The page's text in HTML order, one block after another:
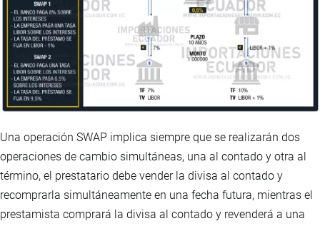
Una operación SWAP implica siempre que se realizarán dos
operaciones de cambio simultáneas, una al contado y otra al
término, el prestatario debe vender la divisa al contado y
recomprarla simultáneamente en una fecha futura, mientras el
prestamista comprará la divisa al contado y revenderá a una